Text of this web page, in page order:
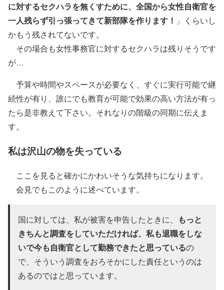
に対するセクハラを無くすために、全国から女性自衛官を
一人残らず引っ張ってきて新部隊を作ります！ 」くらいし
かもう残されてないです。
その場合も女性事務官に対するセクハラは残りそうです
が…
予算や時間やスペースが必要なく、すぐに実行可能で継
続性が有り、誰にでも教育が可能で効果の高い方法が有っ
たら是非教えて下さい。それなりの階級の同期に伝えま
す。
私は沢山の物を失っている
ここを見ると確かにかわいそうな気持ちになります。
会見でもこのように述べています。
国に対しては、私が被害を申告したときに、
もっと
きちんと調査をしていただければ、私も退職をしな
いで今も自衛官として勤務できたと思っているの
で、そういう調査をおろそかにした責任というのは
あるのではと思っています。